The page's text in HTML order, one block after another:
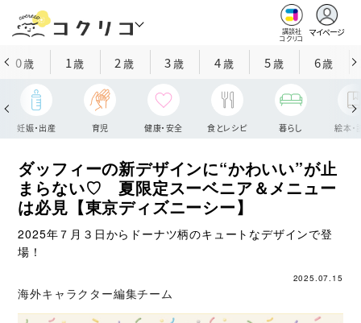
講談社
コクリコ
マイページ
0歳 1歳 2 歳 3歳 4歳 5歳 6歳
妊娠・出産 育児 健康・安全 食とレシピ 暮らし 絵本・
ダッフィーの新デザインに“かわいい”が止
まらない♡ 夏限定スーベニア＆メニュー
は必見【東京ディズニーシー】
2025年７月３日からドーナツ柄のキュートなデザインで登
場！
2025.07.15
海外キャラクター編集チーム